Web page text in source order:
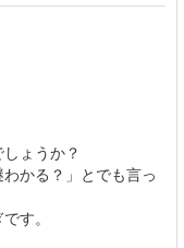
ょうか？
かる？」とでも言っ
す。